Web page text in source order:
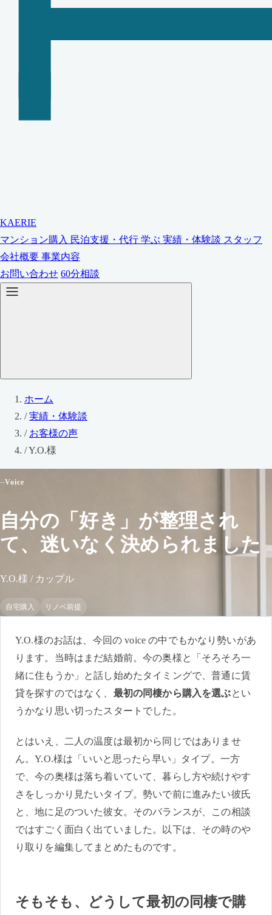
KAERIE
マンション購入 民泊支援・代行 学ぶ 実績・体験談 スタッフ
会社概要 事業内容
お問い合わせ 60分相談
ホーム
/ 実績・体験談
/ お客様の声
/Y.O.様
Voice
自分の「好き」が整理され
て、迷いなく決められました
Y.O.様 / カップル
自宅購入 リノベ前提
Y.O.様のお話は、今回の voice の中でもかなり勢いがあ
ります。当時はまだ結婚前。今の奥様と「そろそろ一
緒に住もうか」と話し始めたタイミングで、普通に賃
貸を探すのではなく、 最初の同棲から購入を選ぶとい
うかなり思い切ったスタートでした。
とはいえ、二人の温度は最初から同じではありませ
ん。Y.O.様は「いいと思ったら早い」タイプ。一方
で、今の奥様は落ち着いていて、暮らし方や続けやす
さをしっかり見たいタイプ。勢いで前に進みたい彼氏
と、地に足のついた彼女。そのバランスが、この相談
ではすごく面白く出ていました。以下は、その時のや
り取りを編集してまとめたものです。
そもそも、どうして最初の同棲で購